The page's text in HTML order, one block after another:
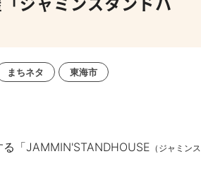
まちネタ 東海市
「JAMMIN'STANDHOUSE （ジャミンス